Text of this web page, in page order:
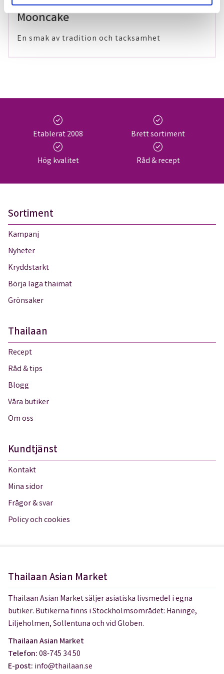
29 maj 2024
Mooncake
En smak av tradition och tacksamhet
check_circle
Etablerat 2008
check_circle
Brett sortiment
check_circle
Hög kvalitet
check_circle
Råd & recept
Sortiment
Kampanj
Nyheter
Kryddstarkt
Börja laga thaimat
Grönsaker
Thailaan
Recept
Råd & tips
Blogg
Våra butiker
Om oss
Kundtjänst
Kontakt
Mina sidor
Frågor & svar
Policy och cookies
Thailaan Asian Market
Thailaan Asian Market säljer asiatiska livsmedel i egna
butiker. Butikerna finns i Stockholmsområdet: Haninge,
Liljeholmen, Sollentuna och vid Globen.
Thailaan Asian Market
Telefon:08-745 34 50
E-post: info@thailaan.se